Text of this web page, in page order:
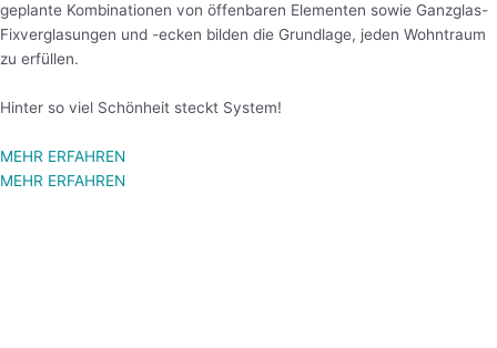
geplante Kombinationen von öffenbaren Elementen sowie Ganzglas-
Fixverglasungen und -ecken bilden die Grundlage, jeden Wohntraum
zu erfüllen.
Hinter so viel Schönheit steckt System!
MEHR ERFAHREN
MEHR ERFAHREN